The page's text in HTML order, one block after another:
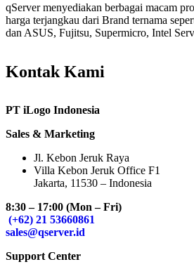
qServer menyediakan berbagai macam
harga terjangkau dari Brand ternama
dan ASUS, Fujitsu, Supermicro, Intel
Kontak Kami
PT iLogo Indonesia
Sales & Marketing
Jl. Kebon Jeruk Raya
Villa Kebon Jeruk Office F1
Jakarta, 11530 – Indonesia
8:30 – 17:00 (Mon – Fri)
(+62) 21 53660861
sales@qserver.id
Support Center